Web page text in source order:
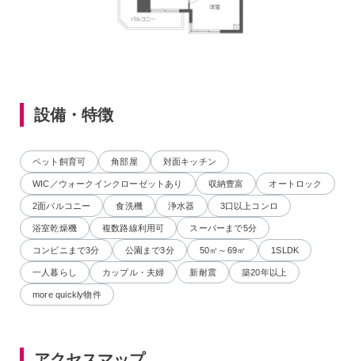
設備・特徴
ペット飼育可 角部屋 対面キッチン
WIC／ウォークインクローゼットあり 収納豊富 オートロック
2面バルコニー 食洗機 浄水器 3口以上コンロ
浴室乾燥機 複数路線利用可 スーパーまで5分
コンビニまで3分 公園まで3分 50㎡～69㎡ 1SLDK
一人暮らし カップル・夫婦 新耐震 築20年以上
more quickly物件